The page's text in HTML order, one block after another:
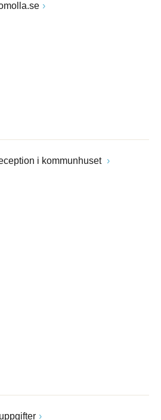
i kommunhuset